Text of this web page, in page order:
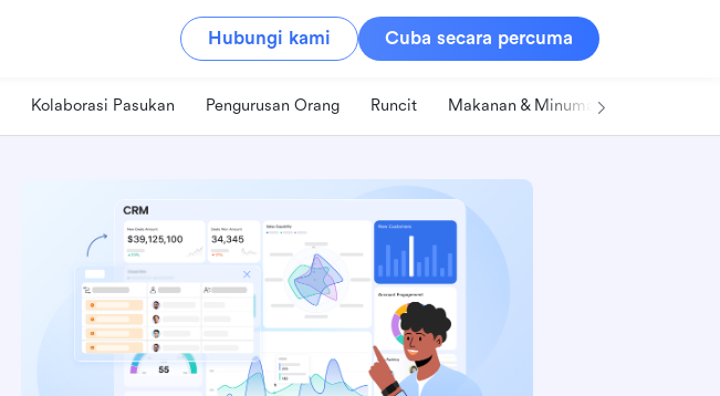
Hubungi kami Cuba secara percuma
Kolaborasi Pasukan Pengurusan Orang Runcit Makanan & Minuman